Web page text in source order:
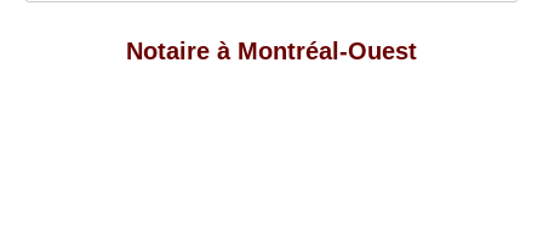
QUÉBEC
Notaire à Montréal-Ouest